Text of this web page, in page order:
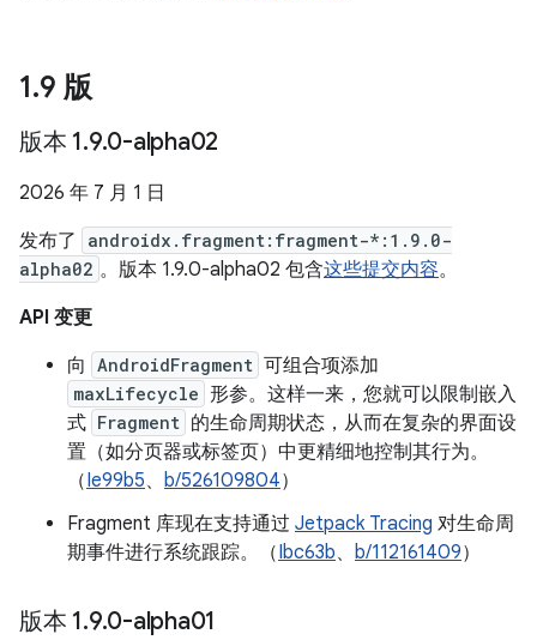
1.9 版
版本 1.9.0-alpha02
2026 年 7 月 1 日
发布了
androidx.fragment:fragment-*:1.9.0-
alpha02 。版本 1.9.0-alpha02 包含这些提交内容。
API 变更
向 AndroidFragment 可组合项添加
maxLifecycle 形参。这样一来，您就可以限制嵌入
式 Fragment 的生命周期状态，从而在复杂的界面设
置（如分页器或标签页）中更精细地控制其行为。
（Ie99b5、 b/526109804）
Fragment 库现在支持通过 Jetpack Tracing 对生命周
期事件进行系统跟踪。（Ibc63b、 b/112161409）
版本 1.9.0-alpha01